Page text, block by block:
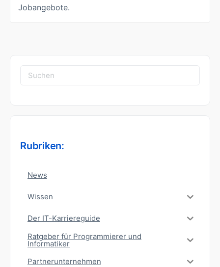
Jobangebote.
Suchen
nach:
Rubriken:
News
Wissen
Der IT-Karriereguide
Ratgeber für Programmierer und
Informatiker
Partnerunternehmen